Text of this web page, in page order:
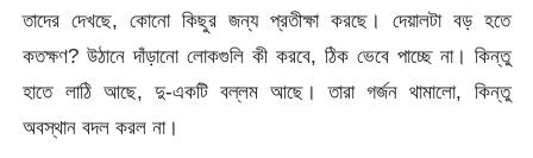
তাদের দেখছে, কোনো কিছুর জন্য প্রতীক্ষা করছে। দেয়ালটা বড় হতে
কতক্ষণ? উঠানে দাঁড়ানো লোকগুলি কী করবে, ঠিক ভেবে পাচ্ছে না। কিন্তু
হাতে লাঠি আছে, দু-একটি বল্লম আছে। তারা গর্জন থামালো, কিন্তু
অবস্থান বদল করল না।